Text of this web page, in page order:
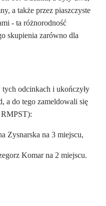
a także przez piaszczyste
- ta różnorodność
skupienia zarówno dla
tych odcinkach i ukończyły
a do tego zameldowali się
Zysnarska na 3 miejscu,
Komar na 2 miejscu.